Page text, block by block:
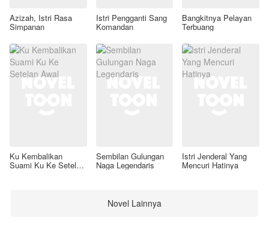
Azizah, Istri Rasa
Simpanan
Istri Pengganti Sang
Komandan
Bangkitnya Pelayan
Terbuang
Ku Kembalikan
Suami Ku Ke Setelan
Sembilan Gulungan
Naga Legendaris
Istri Jenderal Yang
Mencuri Hatinya
Novel Lainnya